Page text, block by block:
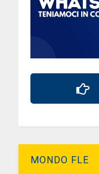
MONDO FLE